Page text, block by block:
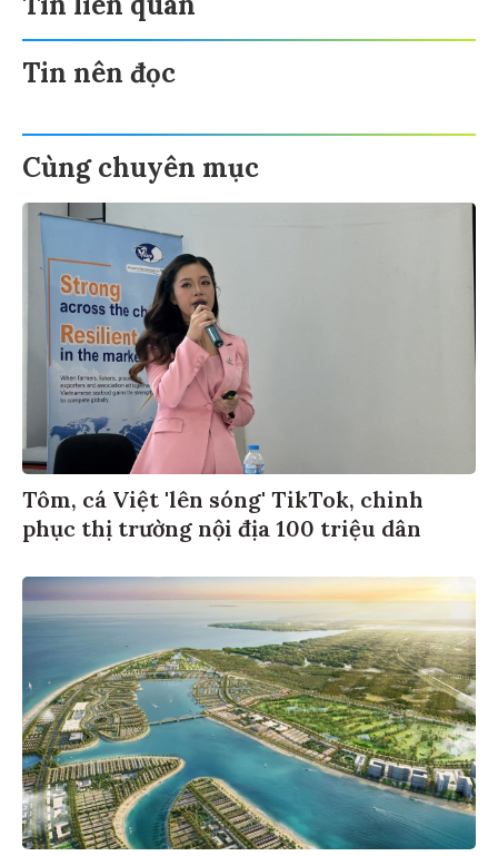
Tin nên đọc
Cùng chuyên mục
Tôm, cá Việt 'lên sóng' TikTok, chinh
phục thị trường nội địa 100 triệu dân